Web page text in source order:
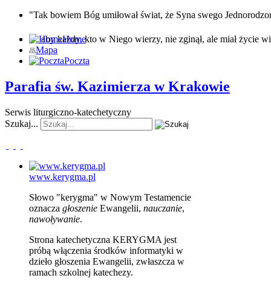
"Tak bowiem Bóg umiłował świat, że Syna swego
… aby każdy, kto w Niego wierzy, nie zginął, ale miał życie
Home
Mapa
Poczta
Parafia św. Kazimierza w Krakowie
Serwis liturgiczno-katechetyczny
Szukaj...
www.kerygma.pl
Słowo "kerygma" w Nowym Testamencie
oznacza głoszenie Ewangelii, nauczanie,
nawoływanie.
Strona katechetyczna KERYGMA jest
próbą włączenia środków informatyki w
dzieło głoszenia Ewangelii, zwłaszcza w
ramach szkolnej katechezy.